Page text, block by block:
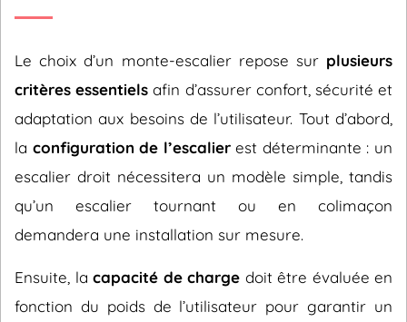
Le choix d’un monte-escalier repose sur plusieurs
critères essentiels afin d’assurer confort, sécurité et
adaptation aux besoins de l’utilisateur. Tout d’abord,
la configuration de l’escalierest déterminante : un
escalier droit nécessitera un modèle simple, tandis
qu’un escalier tournant ou en colimaçon
demandera une installation sur mesure.
Ensuite, la capacité de charge doit être évaluée en
fonction du poids de l’utilisateur pour garantir un